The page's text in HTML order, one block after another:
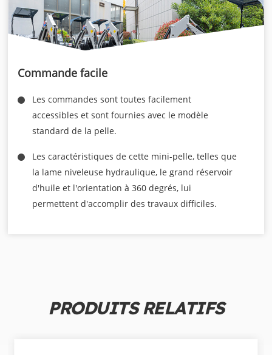
Commande facile
Les commandes sont toutes facilement
accessibles et sont fournies avec le modèle
standard de la pelle.
Les caractéristiques de cette mini-pelle, telles que
la lame niveleuse hydraulique, le grand réservoir
d'huile et l'orientation à 360 degrés, lui
permettent d'accomplir des travaux difficiles.
PRODUITS RELATIFS